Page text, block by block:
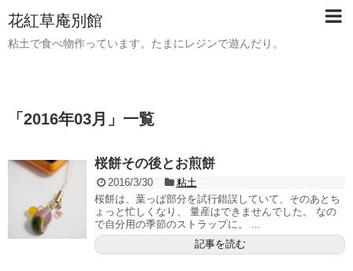
花紅草庵別館
粘土で食べ物作っています。たまにレジンで遊んだり。
「 2016年03月 」 一覧
桜餅その後とお煎餅
2016/3/30
粘土
桜餅は、葉っぱ部分を試行錯誤していて、そのあとち
ょっと忙しくなり、 量産はできませんでした。 なの
で自分用の季節のストラップに。 ...
記事を読む